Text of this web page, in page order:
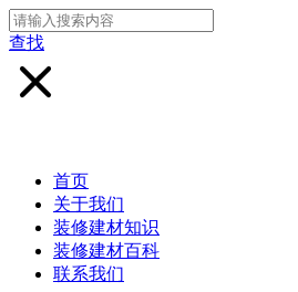
查找
首页
关于我们
装修建材知识
装修建材百科
联系我们